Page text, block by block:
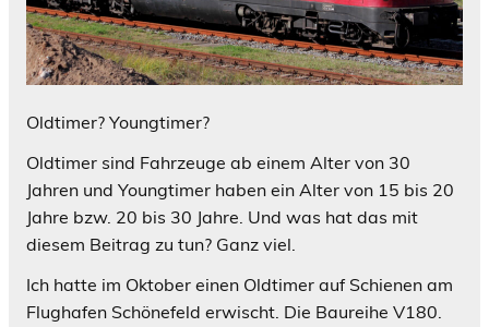
Oldtimer? Youngtimer?
Oldtimer sind Fahrzeuge ab einem Alter von 30
Jahren und Youngtimer haben ein Alter von 15 bis 20
Jahre bzw. 20 bis 30 Jahre. Und was hat das mit
diesem Beitrag zu tun? Ganz viel.
Ich hatte im Oktober einen Oldtimer auf Schienen am
Flughafen Schönefeld erwischt. Die Baureihe V180.